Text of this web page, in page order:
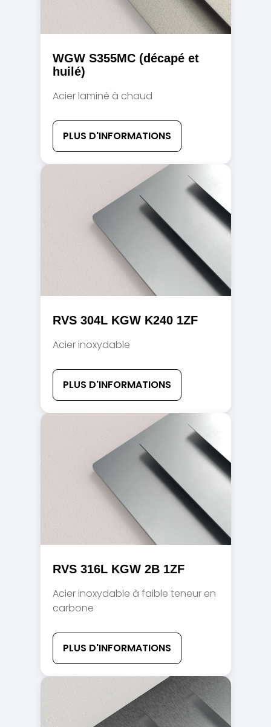
WGW S355MC (décapé et
huilé)
Acier laminé à chaud
PLUS D'INFORMATIONS
RVS 304L KGW K240 1ZF
Acier inoxydable
PLUS D'INFORMATIONS
RVS 316L KGW 2B 1ZF
Acier inoxydable à faible teneur en
carbone
PLUS D'INFORMATIONS